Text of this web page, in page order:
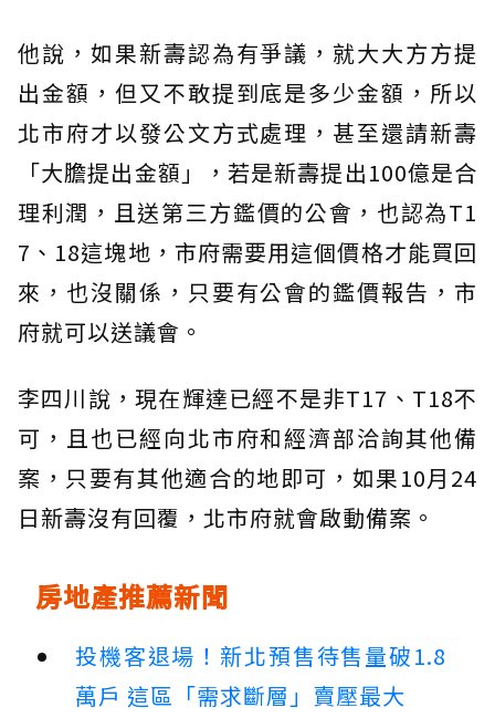
他說，如果新壽認為有爭議，就大大方方提
出金額，但又不敢提到底是多少金額，所以
北市府才以發公文方式處理，甚至還請新壽
「大膽提出金額」，若是新壽提出100億是合
理利潤，且送第三方鑑價的公會，也認為T1
7、18這塊地，市府需要用這個價格才能買回
來，也沒關係，只要有公會的鑑價報告，市
府就可以送議會。
李四川說，現在輝達已經不是非T17、T18不
可，且也已經向北市府和經濟部洽詢其他備
案，只要有其他適合的地即可，如果10月24
日新壽沒有回覆，北市府就會啟動備案。
房地產推薦新聞
投機客退場！新北預售待售量破1.8
萬戶 這區「需求斷層」賣壓最大